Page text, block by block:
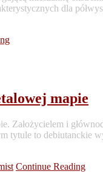
dla
mapie
Założycielem i
tytule to
Continue Reading